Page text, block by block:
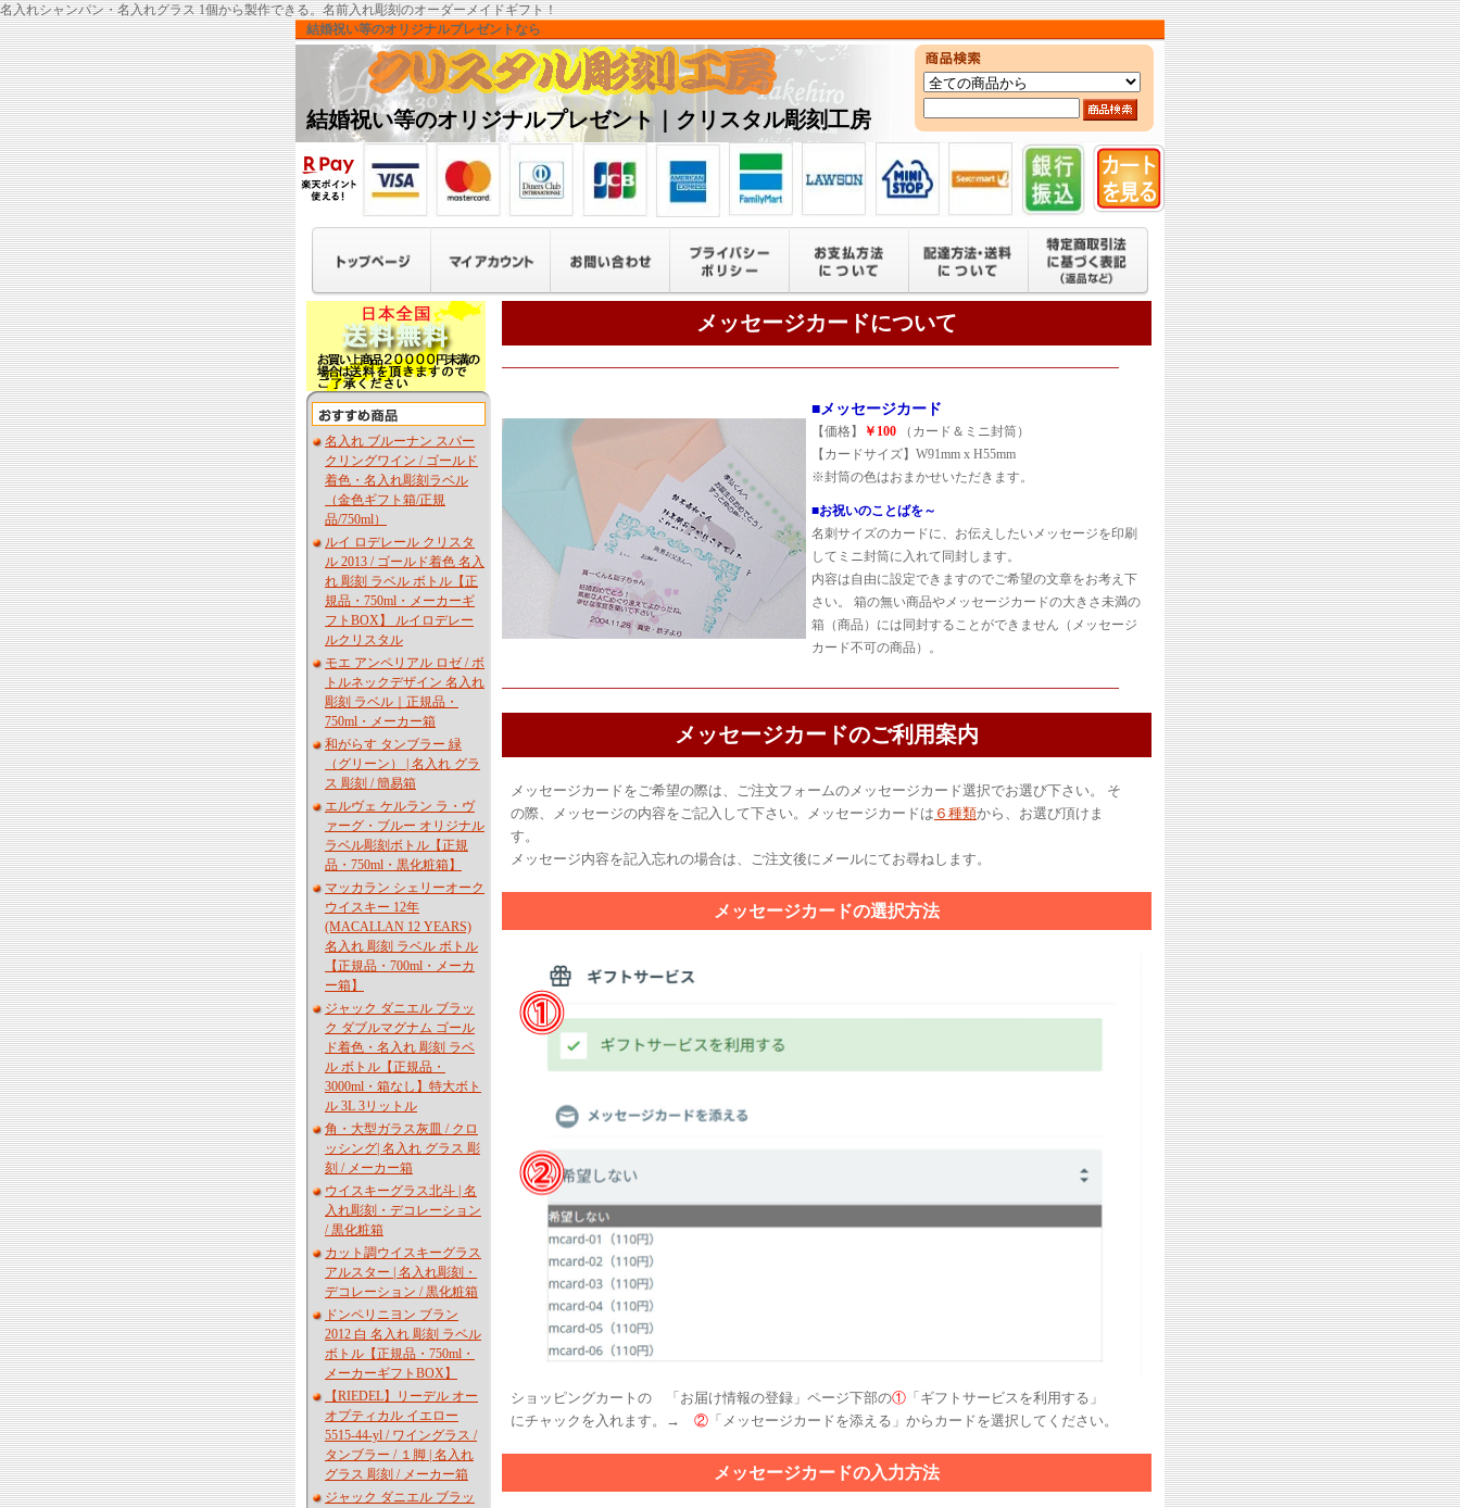
名入れシャンパン・名入れグラス 1個から製作できる。名前入れ彫刻のオーダーメイドギフト！
結婚祝い等のオリジナルプレゼントなら
結婚祝い等のオリジナルプレゼント｜クリスタル彫刻工房
名入れ ブルーナン スパー
クリングワイン / ゴールド
着色・名入れ彫刻ラベル
（金色ギフト箱/正規
品/750ml）
ルイ ロデレール クリスタ
ル 2013 / ゴールド着色 名入
れ 彫刻 ラベル ボトル【正
規品・750ml・メーカーギ
フトBOX】 ルイロデレー
ルクリスタル
モエ アンペリアル ロゼ / ボ
トルネックデザイン 名入れ
彫刻 ラベル｜正規品・
750ml・メーカー箱
和がらす タンブラー 緑
（グリーン） | 名入れ グラ
ス 彫刻 / 簡易箱
エルヴェ ケルラン ラ・ヴ
ァーグ・ブルー オリジナル
ラベル彫刻ボトル【正規
品・750ml・黒化粧箱】
マッカラン シェリーオーク
ウイスキー 12年
(MACALLAN 12 YEARS)
名入れ 彫刻 ラベル ボトル
【正規品・700ml・メーカ
ー箱】
ジャック ダニエル ブラッ
ク ダブルマグナム ゴール
ド着色・名入れ 彫刻 ラベ
ル ボトル【正規品・
3000ml・箱なし】特大ボト
ル 3L 3リットル
角・大型ガラス灰皿 / クロ
ッシング| 名入れ グラス 彫
刻 / メーカー箱
ウイスキーグラス北斗 | 名
入れ彫刻・デコレーション
/ 黒化粧箱
カット調ウイスキーグラス
アルスター | 名入れ彫刻・
デコレーション / 黒化粧箱
ドンペリニヨン ブラン
2012 白 名入れ 彫刻 ラベル
ボトル【正規品・750ml・
メーカーギフトBOX】
【RIEDEL】リーデル オー
オプティカル イエロー
5515-44-yl / ワイングラス /
タンブラー / １脚 | 名入れ
グラス 彫刻 / メーカー箱
ジャック ダニエル ブラッ
メッセージカードについて
■メッセージカード
【価格】 ￥100 （カード＆ミニ封筒）
【カードサイズ】W91mm x H55mm
※封筒の色はおまかせいただきます。
■お祝いのことばを～
名刺サイズのカードに、お伝えしたいメッセージを印刷
してミニ封筒に入れて同封します。
内容は自由に設定できますのでご希望の文章をお考え下
さい。 箱の無い商品やメッセージカードの大きさ未満の
箱（商品）には同封することができません（メッセージ
カード不可の商品）。
メッセージカードのご利用案内
メッセージカードをご希望の際は、ご注文フォームのメッセージカード選択でお選び下さい。 そ
の際、メッセージの内容をご記入して下さい。メッセージカードは ６種類から、お選び頂けま
す。
メッセージ内容を記入忘れの場合は、ご注文後にメールにてお尋ねします。
メッセージカードの選択方法
ショッピングカートの 「お届け情報の登録」ページ下部の① 「ギフトサービスを利用する」
にチャックを入れます。→ ② 「メッセージカードを添える」からカードを選択してください。
メッセージカードの入力方法